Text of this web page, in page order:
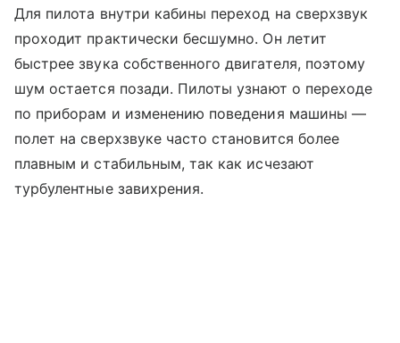
Для пилота внутри кабины переход на сверхзвук
проходит практически бесшумно. Он летит
быстрее звука собственного двигателя, поэтому
шум остается позади. Пилоты узнают о переходе
по приборам и изменению поведения машины —
полет на сверхзвуке часто становится более
плавным и стабильным, так как исчезают
турбулентные завихрения.